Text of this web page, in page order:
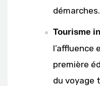
démarches.
Tourisme
l’affluence
première
du voyage